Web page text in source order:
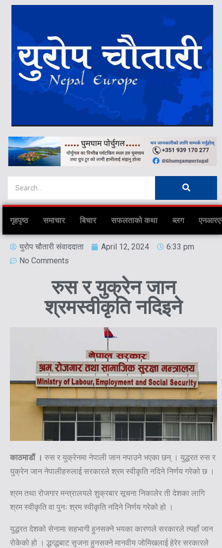
गृहपृष्ठ समाचार बिचार सफलताको कथा ब्लग
युरोप चौतारी संवाददाता April 12, 2024
6:33 pm
No Comments
रुस र युक्रेन जान
श्रमस्वीकृति नदिइने
काठमाडौं । रुस र युक्रेनमा नेपाली जान नपाउने भएका छन् । युद्धरत रुस र
युक्रेन जान नेपालीहरुलाई सरकारले श्रम स्वीकृति नदिने निर्णय गरेको छ ।
श्रम तथा रोजगार मन्त्रालयले शुक्रबार सूचना निकालेर ती देशका लागि
श्रम स्वीकृति वा पुनः श्रम स्वीकृति नदिने निर्णय गरेको हो ।
युद्धरत देशको सेनामा सहभागी हुनसक्ने भयका कारणले सरकारले त्यहाँ जान
रोकेको हो । द्धन्द्धबाट सृजना हुनसक्ने मानवीय जोमिखलाई हेरेर सरकारले